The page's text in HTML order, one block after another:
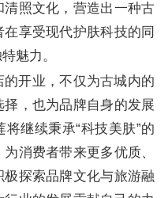
照文化，营造出一种古
享受现代护肤科技的同
魅力。
开业，不仅为古城内的
，也为品牌自身的发展
继续秉承“科技美肤”的
消费者带来更多优质、
探索品牌文化与旅游融